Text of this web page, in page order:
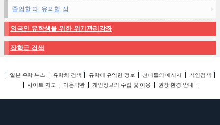
졸업할 때 유의할 점
외국인 유학생을 위한 위기관리강좌
장학금 검색
일본 유학 뉴스 유학처 검색 유학에 유익한 정보 선배들의 메시지
색인검색
사이트 지도
이용약관 개인정보의 수집 및 이용 권장 환경 안내